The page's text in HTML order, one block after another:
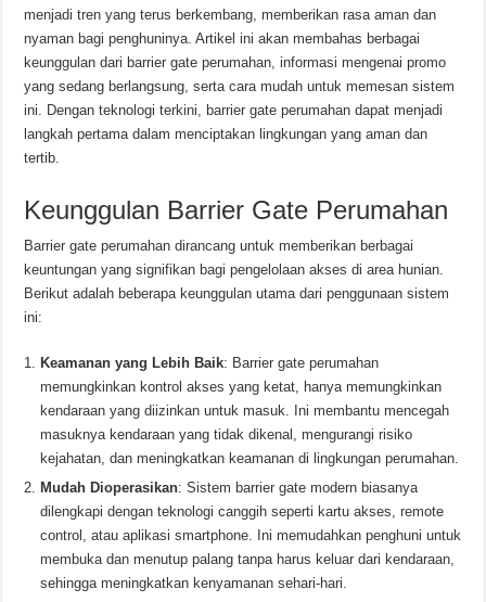
menjadi tren yang terus berkembang, memberikan rasa aman dan
nyaman bagi penghuninya. Artikel ini akan membahas berbagai
keunggulan dari barrier gate perumahan, informasi mengenai promo
yang sedang berlangsung, serta cara mudah untuk memesan sistem
ini. Dengan teknologi terkini, barrier gate perumahan dapat menjadi
langkah pertama dalam menciptakan lingkungan yang aman dan
tertib.
Keunggulan Barrier Gate Perumahan
Barrier gate perumahan dirancang untuk memberikan berbagai
keuntungan yang signifikan bagi pengelolaan akses di area hunian.
Berikut adalah beberapa keunggulan utama dari penggunaan sistem
ini:
Keamanan yang Lebih Baik: Barrier gate perumahan
memungkinkan kontrol akses yang ketat, hanya memungkinkan
kendaraan yang diizinkan untuk masuk. Ini membantu mencegah
masuknya kendaraan yang tidak dikenal, mengurangi risiko
kejahatan, dan meningkatkan keamanan di lingkungan perumahan.
Mudah Dioperasikan: Sistem barrier gate modern biasanya
dilengkapi dengan teknologi canggih seperti kartu akses, remote
control, atau aplikasi smartphone. Ini memudahkan penghuni untuk
membuka dan menutup palang tanpa harus keluar dari kendaraan,
sehingga meningkatkan kenyamanan sehari-hari.